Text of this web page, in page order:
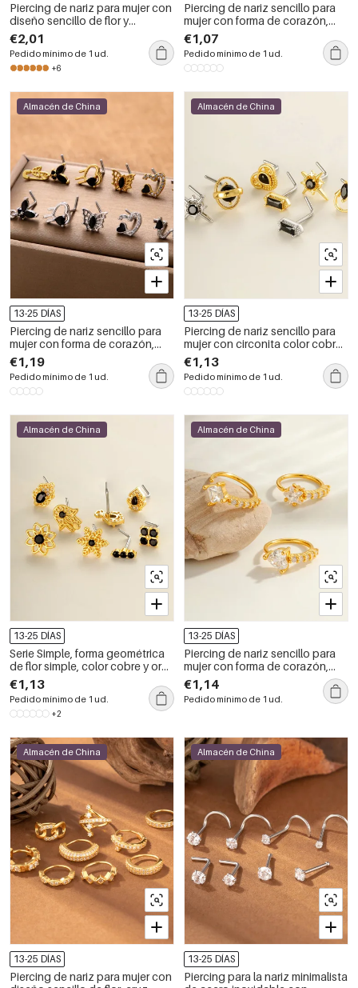
Piercing de nariz para mujer con
diseño sencillo de flor y
mariposa, aleación de titanio
color oro y circonita.
€2,01
Pedido mínimo de 1 ud.
+6
Piercing de nariz sencillo para
mujer con forma de corazón,
serpiente, cobre y circonita,
color oro.
€1,07
Pedido mínimo de 1 ud.
Almacén de China
13-25 DÍAS
Piercing de nariz sencillo para
mujer con forma de corazón,
serpiente y mariposa, color
cobre y oro, con circonita.
€1,19
Pedido mínimo de 1 ud.
Almacén de China
13-25 DÍAS
Piercing de nariz sencillo para
mujer con circonita color cobre
y oro, en forma de corazón.
€1,13
Pedido mínimo de 1 ud.
Almacén de China
13-25 DÍAS
Serie Simple, forma geométrica
de flor simple, color cobre y oro,
con circonita, piercing de nariz
para mujer.
€1,13
Pedido mínimo de 1 ud.
+2
Almacén de China
13-25 DÍAS
Piercing de nariz sencillo para
mujer con forma de corazón,
estrella, rectángulo, cobre y oro,
con circonita.
€1,14
Pedido mínimo de 1 ud.
Almacén de China
13-25 DÍAS
Piercing de nariz para mujer con
Almacén de China
13-25 DÍAS
Piercing para la nariz minimalista